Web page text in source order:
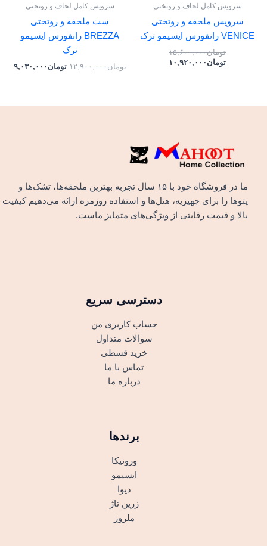
سرویس کامل لحاف و روتختی
سرویس ملحفه و روتختی
VENICE رانفورس ایسیمو ترک
تومان۱۵,۶۰۰,۰۰۰
تومان ۱۰,۹۲۰,۰۰۰
سرویس کامل لحاف و روتختی
ست ملحفه و روتختی
BREZZA رانفورس ایسیمو
ترک
تومان۱۲,۹۰۰,۰۰۰ تومان ۹,۰۳۰,۰۰۰
ما در فروشگاه خود با ۱۵ سال تجربه بهترین ملحفه‌ها، تشک‌ها و
پتوها را برای جهیزیه، هتل‌ها و استفاده روزمره ارائه می‌دهیم کیفیت
بالا و قیمت رقابتی از ویژگی‌های متمایز ماست.
دسترسی سریع
حساب کاربری من
سوالات متداول
خرید قسطی
تماس با ما
درباره ما
برندها
ورونیکا
ایسیمو
دیوا
زرین تاژ
ملروز